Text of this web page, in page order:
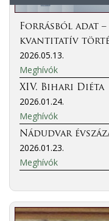
Forrásból adat
kvantitatív
2026.05.13.
Meghívók
XIV. Bihari Diéta
2026.01.24.
Meghívók
Nádudvar
2026.01.23.
Meghívók